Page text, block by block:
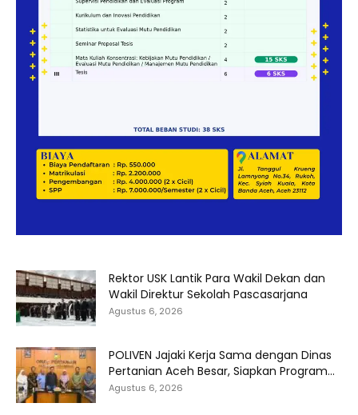
Rektor USK Lantik Para Wakil Dekan dan
Wakil Direktur Sekolah Pascasarjana
Agustus 6, 2026
POLIVEN Jajaki Kerja Sama dengan Dinas
Pertanian Aceh Besar, Siapkan Program...
Agustus 6, 2026